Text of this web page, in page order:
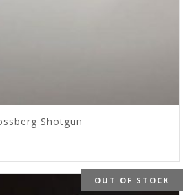
Shotgun
OUT OF STOCK